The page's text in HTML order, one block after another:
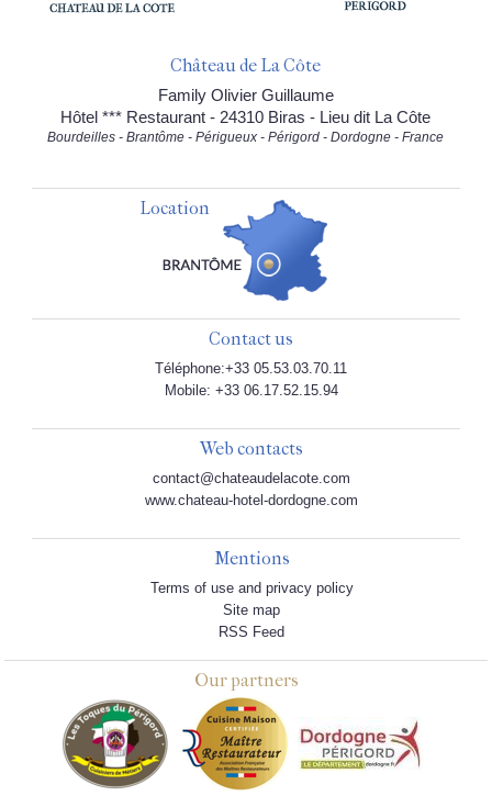
Château de La Côte
Family Olivier Guillaume
Hôtel *** Restaurant - 24310 Biras - Lieu dit La Côte
Bourdeilles - Brantôme - Périgueux - Périgord - Dordogne - France
Location
Contact us
Téléphone:+33 05.53.03.70.11
Mobile: +33 06.17.52.15.94
Web contacts
contact@chateaudelacote.com
www.chateau-hotel-dordogne.com
Mentions
Terms of use and privacy policy
Site map
RSS Feed
Our partners